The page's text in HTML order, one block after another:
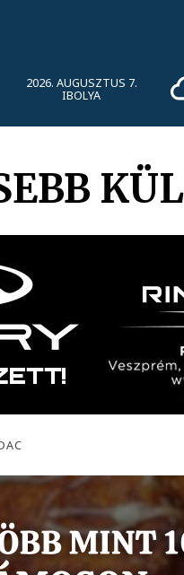
2026. AUGUSZTUS 7.
IBOLYA